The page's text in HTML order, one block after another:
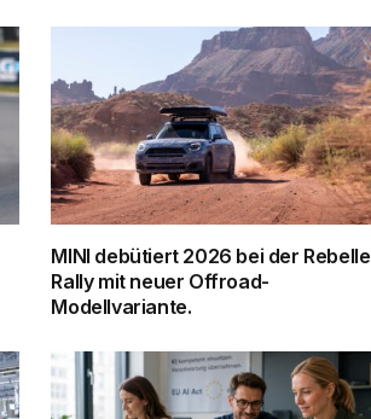
MINI debütiert 2026 bei der Rebelle
Rally mit neuer Offroad-
Modellvariante.